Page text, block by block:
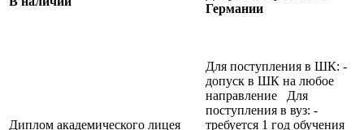
Германии
Диплом академического лицея
Для поступления в ШК: -
допуск в ШК на любое
направление Для
поступления в вуз: -
требуется 1 год обучения